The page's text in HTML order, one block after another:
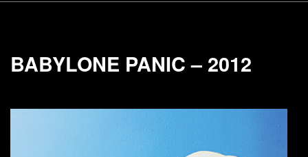
BABYLONE PANIC – 2012